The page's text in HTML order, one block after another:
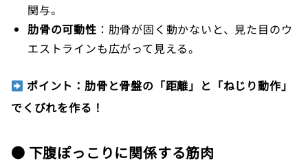
関与。
肋骨の可動性 ：肋骨が固く動かないと、見た目のウ
エストラインも広がって見える。
ポイント：肋骨と骨盤の「距離」と「ねじり動作」
でくびれを作る！
● 下腹ぽっこりに関係する筋肉